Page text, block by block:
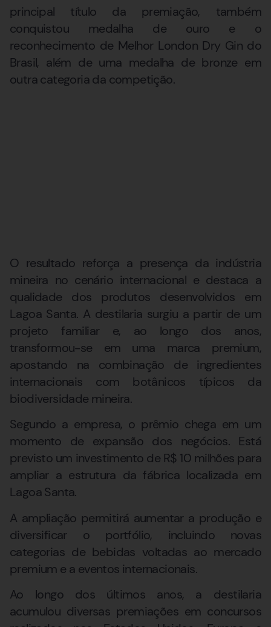
principal título da premiação, também
conquistou medalha de ouro e o
reconhecimento de Melhor London Dry Gin do
Brasil, além de uma medalha de bronze em
outra categoria da competição.
O resultado reforça a presença da indústria
mineira no cenário internacional e destaca a
qualidade dos produtos desenvolvidos em
Lagoa Santa. A destilaria surgiu a partir de um
projeto familiar e, ao longo dos anos,
transformou-se em uma marca premium,
apostando na combinação de ingredientes
internacionais com botânicos típicos da
biodiversidade mineira.
Segundo a empresa, o prêmio chega em um
momento de expansão dos negócios. Está
previsto um investimento de R$ 10 milhões para
ampliar a estrutura da fábrica localizada em
Lagoa Santa.
A ampliação permitirá aumentar a produção e
diversificar o portfólio, incluindo novas
categorias de bebidas voltadas ao mercado
premium e a eventos internacionais.
Ao longo dos últimos anos, a destilaria
acumulou diversas premiações em concursos